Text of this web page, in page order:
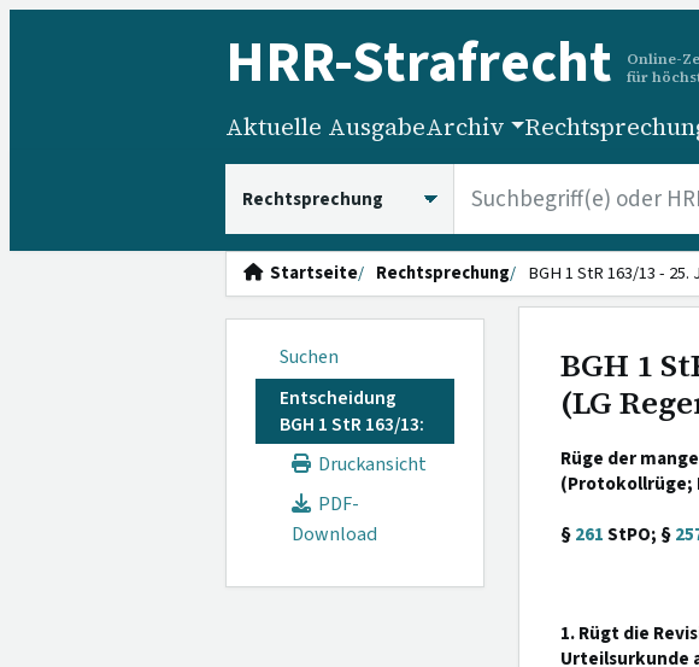
HRR-Strafrecht
Online-
für
Aktuelle AusgabeArchiv
Startseite Rechtsprechung BGH 1 StR 163/13 - 25.
Suchen
Entscheidung
BGH 1 StR 163/13:
Druckansicht
PDF-
Download
BGH 1
(LG
Rüge der
(Protokollrüge;
§261StPO; §
1. Rügt die
Urteilsurkunde